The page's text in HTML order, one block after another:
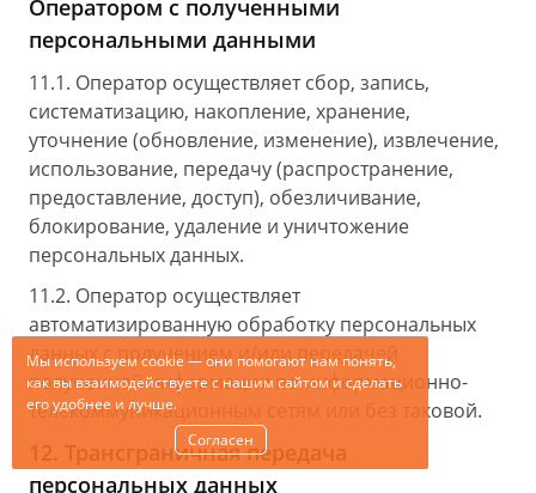
Оператором с полученными
персональными данными
11.1. Оператор осуществляет сбор, запись,
систематизацию, накопление, хранение,
уточнение (обновление, изменение), извлечение,
использование, передачу (распространение,
предоставление, доступ), обезличивание,
блокирование, удаление и уничтожение
персональных данных.
11.2. Оператор осуществляет
автоматизированную обработку персональных
данных с получением и/или передачей
полученной информации по информационно-
телекоммуникационным сетям или без таковой.
12. Трансграничная передача
персональных данных
Мы используем cookie — они помогают нам понять,
как вы взаимодействуете с нашим сайтом и сделать
его удобнее и лучше.
Согласен